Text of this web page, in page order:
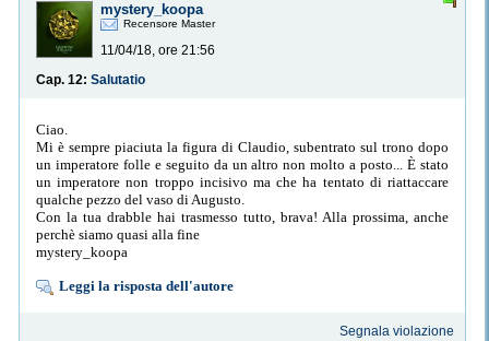
mystery_koopa
Recensore Master
11/04/18, ore 21:56
Cap. 12: Salutatio
Ciao.
Mi è sempre piaciuta la figura di Claudio, subentrato sul trono dopo
un imperatore folle e seguito da un altro non molto a posto... È stato
un imperatore non troppo incisivo ma che ha tentato di riattaccare
qualche pezzo del vaso di Augusto.
Con la tua drabble hai trasmesso tutto, brava! Alla prossima, anche
perchè siamo quasi alla fine
mystery_koopa
Leggi la risposta dell'autore
Segnala violazione